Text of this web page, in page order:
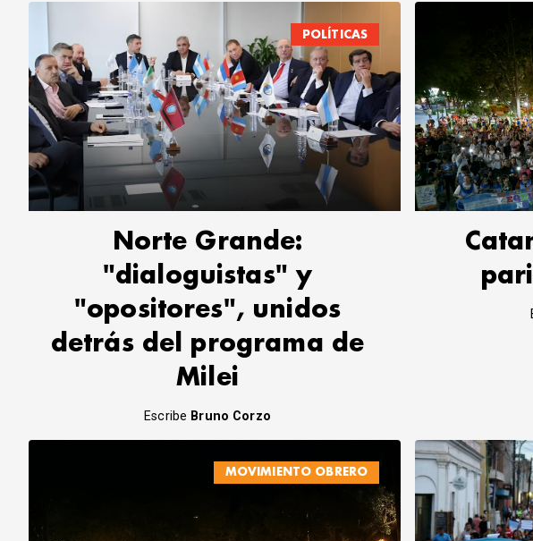
POLÍTICAS
Norte Grande:
"dialoguistas" y
"opositores", unidos
detrás del programa de
Milei
Escribe Bruno Corzo
MOVIMIENTO OBRERO